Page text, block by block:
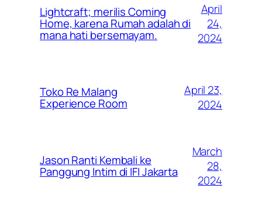
Lightcraft; merilis Coming
Home, karena Rumah adalah di
mana hati bersemayam.
April
24,
2024
Toko Re Malang
Experience Room
April 23,
2024
Jason Ranti Kembali ke
Panggung Intim di IFI Jakarta
March
28,
2024